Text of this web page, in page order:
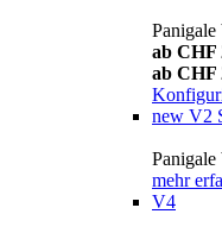
ab CHF
ab CHF
new V2
mehr
V4